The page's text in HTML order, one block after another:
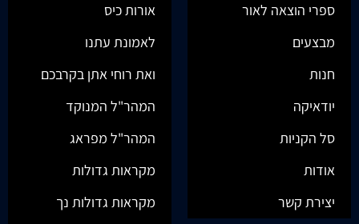
ספרי הוצאה לאור
מבצעים
חנות
יודאיקה
סל הקניות
אודות
יצירת קשר
אורות כיס
לאמונת עתנו
ואת רוחי אתן בקרבכם
המהר"ל המנוקד
המהר"ל מפראג
מקראות גדולות
מקראות גדולות נך